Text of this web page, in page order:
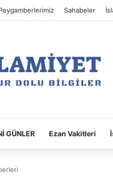
Sahabeler
GÜNLER Ezan Vakitleri